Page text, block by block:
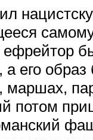
а его
, маршах,
потом